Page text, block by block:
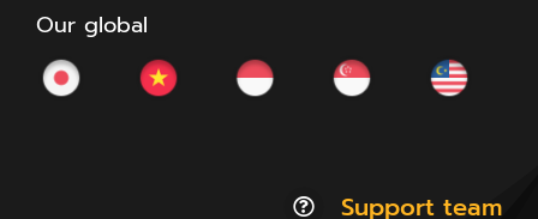
Our global
Support team